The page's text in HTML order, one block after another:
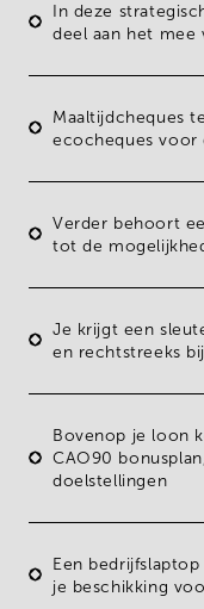
In deze
deel aan het mee
Maaltijdcheques
ecochequesvoor
Verder behoort
tot de
Je krijgt een
en rechtstreeks
Bovenop je loon
CAO90 bonusplan
doelstellingen
Een bedrijfs­laptop
je beschikking